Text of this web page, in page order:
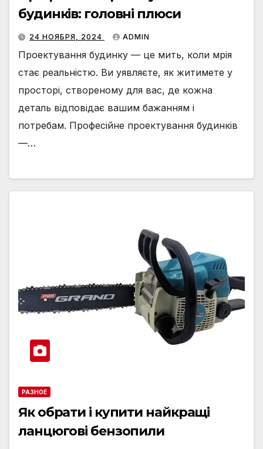
будинків: головні плюси
24 НОЯБРЯ, 2024 ADMIN
Проектування будинку — це мить, коли мрія
стає реальністю. Ви уявляєте, як житимете у
просторі, створеному для вас, де кожна
деталь відповідає вашим бажанням і
потребам. Професійне проектування будинків
—…
РАЗНОЕ
Як обрати і купити найкращі
ланцюгові бензопили